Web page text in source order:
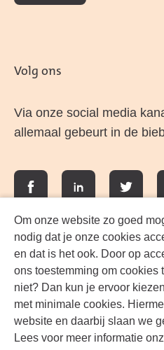
Om onze website zo goed
nodig dat je onze cookies
en dat is het ook. Door op
ons toestemming om cookies
niet? Dan kun je ervoor
met minimale cookies.
website en daarbij slaan we
Lees voor meer informatie
Volg ons
Via onze social media
allemaal gebeurt in de
FacebookLinkedIn Twitter